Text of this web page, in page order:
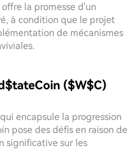
la promesse d'un
à condition que le projet
de mécanismes
($W$C)
encapsule la progression
pose des défis en raison de
significative sur les